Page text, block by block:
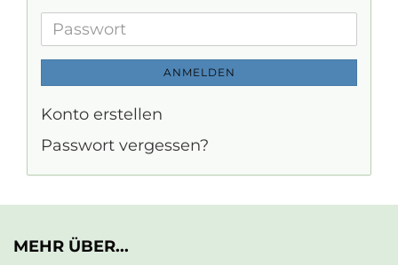
Adresse
Passwort
ANMELDEN
Konto erstellen
Passwort vergessen?
MEHR ÜBER...